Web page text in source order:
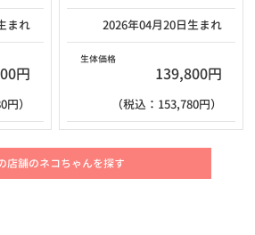
まれ
円
円）
2026年04月20日生まれ
生体価格
139,800円
（税込：153,780円）
店舗のネコちゃんを探す